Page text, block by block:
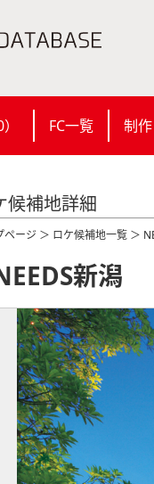
） FC一覧 制
候補地詳細
ページ ＞ ロケ候補地一覧 ＞
新潟